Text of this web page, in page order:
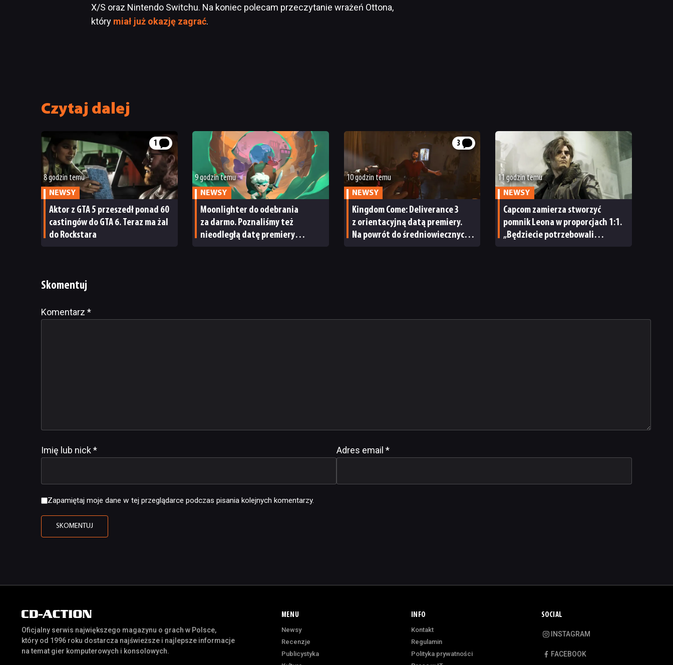
X/S oraz Nintendo Switchu. Na koniec polecam przeczytanie wrażeń Ottona,
który miał już okazję zagrać.
Czytaj dalej
1
8 godzin temu
NEWSY
Aktor z GTA 5 przeszedł ponad 60
castingów do GTA 6. Teraz ma żal
do Rockstara
9 godzin temu
NEWSY
Moonlighter do odebrania
za darmo. Poznaliśmy też
nieodległą datę premiery
3
10 godzin temu
NEWSY
Kingdom Come: Deliverance 3
z orientacyjną datą premiery.
Na powrót do średniowiecznych
11 godzin temu
NEWSY
Capcom zamierza stworzyć
pomnik Leona w proporcjach 1:1.
„Będziecie potrzebowali
Skomentuj
Komentarz *
Imię lub nick* Adres email *
Zapamiętaj moje dane w tej przeglądarce podczas pisania kolejnych komentarzy.
Alternative:
Oficjalny serwis największego magazynu o grach w Polsce,
który od 1996 roku dostarcza najświeższe i najlepsze informacje
na temat gier komputerowych i konsolowych.
MENU
Newsy
Recenzje
Publicystyka
INFO
Kontakt
Regulamin
Polityka prywatności
SOCIAL
INSTAGRAM
FACEBOOK